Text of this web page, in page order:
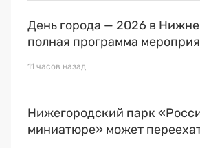
День города — 2026 в
полная программа
11 часов назад
Нижегородский парк
миниатюре» может